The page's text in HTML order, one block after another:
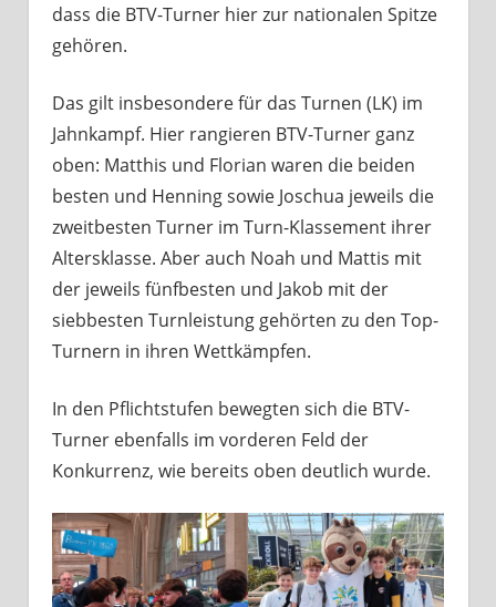
dass die BTV-Turner hier zur nationalen Spitze
gehören.
Das gilt insbesondere für das Turnen (LK) im
Jahnkampf. Hier rangieren BTV-Turner ganz
oben: Matthis und Florian waren die beiden
besten und Henning sowie Joschua jeweils die
zweitbesten Turner im Turn-Klassement ihrer
Altersklasse. Aber auch Noah und Mattis mit
der jeweils fünfbesten und Jakob mit der
siebbesten Turnleistung gehörten zu den Top-
Turnern in ihren Wettkämpfen.
In den Pflichtstufen bewegten sich die BTV-
Turner ebenfalls im vorderen Feld der
Konkurrenz, wie bereits oben deutlich wurde.